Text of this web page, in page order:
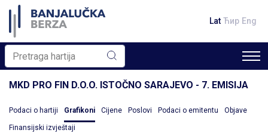
Lat Ћир Eng
MKD PRO FIN D.O.O. ISTOČNO SARAJEVO - 7. EMISIJA
Podaci o hartiji Grafikoni Cijene Poslovi Podaci o emitentu Objave
Finansijski izvještaji